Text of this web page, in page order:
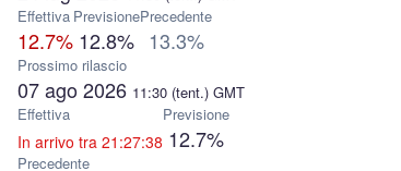
Effettiva
12.7%
Previsione
12.8%
Precedente
13.3%
Prossimo rilascio
07 ago 2026 11:30 (tent.) GMT
Effettiva
In arrivo tra 21:27:38
Previsione
12.7%
Precedente